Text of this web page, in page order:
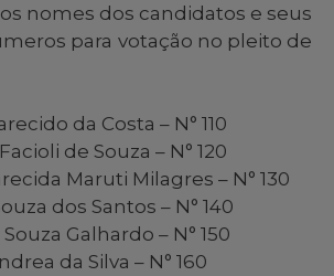
nomes dos candidatos e seus
para votação no pleito de
da Costa – N° 110
de Souza – N° 120
Maruti Milagres – N° 130
dos Santos – N° 140
Galhardo – N° 150
da Silva – N° 160